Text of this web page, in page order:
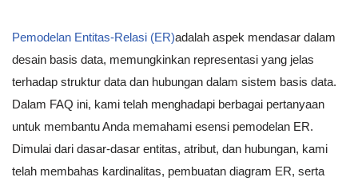
Pemodelan Entitas-Relasi (ER)adalah aspek mendasar dalam
desain basis data, memungkinkan representasi yang jelas
terhadap struktur data dan hubungan dalam sistem basis data.
Dalam FAQ ini, kami telah menghadapi berbagai pertanyaan
untuk membantu Anda memahami esensi pemodelan ER.
Dimulai dari dasar-dasar entitas, atribut, dan hubungan, kami
telah membahas kardinalitas, pembuatan diagram ER, serta